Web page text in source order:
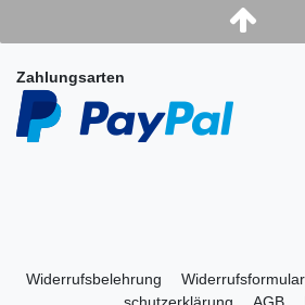
Zahlungsarten
Widerrufs­belehrung Widerrufs­formular